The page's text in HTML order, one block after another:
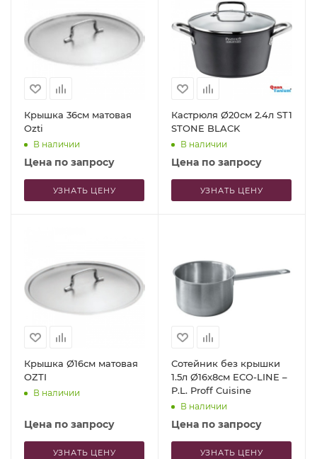
Крышка 36см матовая
Ozti
В наличии
Цена по запросу
УЗНАТЬ ЦЕНУ
Кастрюля Ø20см 2.4л ST1
STONE BLACK
В наличии
Цена по запросу
УЗНАТЬ ЦЕНУ
Крышка Ø16см матовая
OZTI
В наличии
Цена по запросу
УЗНАТЬ ЦЕНУ
Сотейник без крышки
1.5л Ø16x8см ECO-LINE –
P.L. Proff Cuisine
В наличии
Цена по запросу
УЗНАТЬ ЦЕНУ